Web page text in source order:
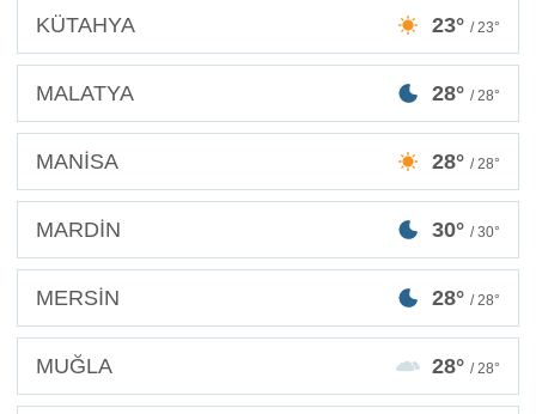
KÜTAHYA 23° / 23°
MALATYA 28° / 28°
MANİSA 28° / 28°
MARDİN 30° / 30°
MERSİN 28° / 28°
MUĞLA 28° / 28°